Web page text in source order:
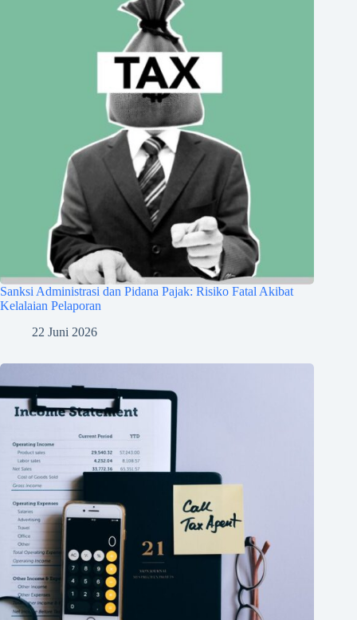
Sanksi Administrasi dan Pidana Pajak: Risiko Fatal Akibat
Kelalaian Pelaporan
22 Juni 2026